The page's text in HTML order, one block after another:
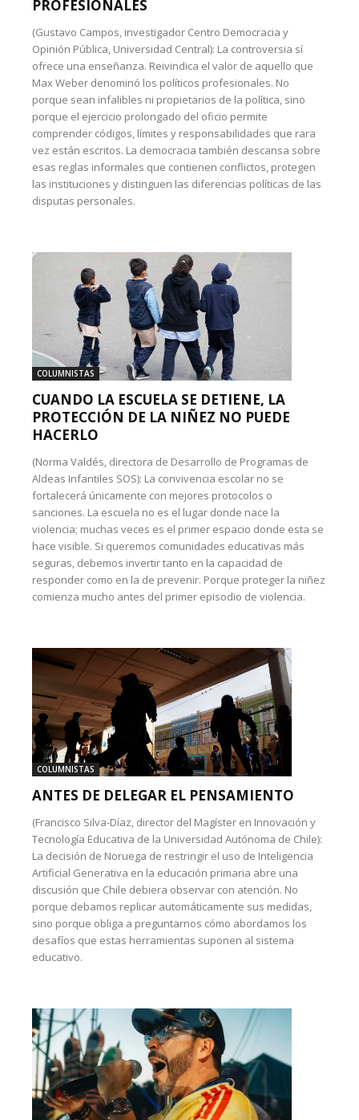
PROFESIONALES
(Gustavo Campos, investigador Centro Democracia y
Opinión Pública, Universidad Central): La controversia sí
ofrece una enseñanza. Reivindica el valor de aquello que
Max Weber denominó los políticos profesionales. No
porque sean infalibles ni propietarios de la política, sino
porque el ejercicio prolongado del oficio permite
comprender códigos, límites y responsabilidades que rara
vez están escritos. La democracia también descansa sobre
esas reglas informales que contienen conflictos, protegen
las instituciones y distinguen las diferencias políticas de las
disputas personales.
COLUMNISTAS
CUANDO LA ESCUELA SE DETIENE, LA
PROTECCIÓN DE LA NIÑEZ NO PUEDE
HACERLO
(Norma Valdés, directora de Desarrollo de Programas de
Aldeas Infantiles SOS): La convivencia escolar no se
fortalecerá únicamente con mejores protocolos o
sanciones. La escuela no es el lugar donde nace la
violencia; muchas veces es el primer espacio donde esta se
hace visible. Si queremos comunidades educativas más
seguras, debemos invertir tanto en la capacidad de
responder como en la de prevenir. Porque proteger la niñez
comienza mucho antes del primer episodio de violencia.
COLUMNISTAS
ANTES DE DELEGAR EL PENSAMIENTO
(Francisco Silva-Díaz, director del Magíster en Innovación y
Tecnología Educativa de la Universidad Autónoma de Chile):
La decisión de Noruega de restringir el uso de Inteligencia
Artificial Generativa en la educación primaria abre una
discusión que Chile debiera observar con atención. No
porque debamos replicar automáticamente sus medidas,
sino porque obliga a preguntarnos cómo abordamos los
desafíos que estas herramientas suponen al sistema
educativo.